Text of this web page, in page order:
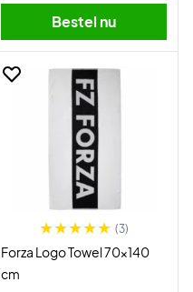
Bestel nu
(3)
Forza Logo Towel 70x140
cm